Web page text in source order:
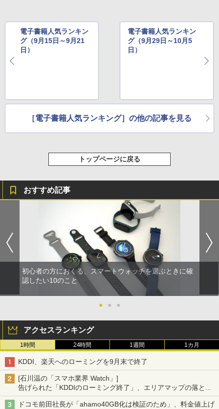
電子書籍人気ランキン
グ（9月15日～9月21
日）
電子書籍人気ランキン
グ（9月29日～10月5
日）
［電子書籍人気ランキング］の他の記事を見る
トップページに戻る
おすすめ記事
初心者の方におくる、スマートウォッチを選ぶときに確
認したい10のこと
● ● ●
アクセスランキング
1時間 24時間 1週間 1カ月
KDDI、楽天へのローミングを9月末で終了
[石川温の「スマホ業界 Watch」]
告げられた「KDDIのローミング終了」、エリアマップの落とし
穴と楽天モバイルの課題
ドコモ前田社長が「ahamo40GB化は検証のため」、料金値上げ